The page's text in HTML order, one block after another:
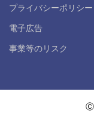
プライバシーポリシー
電子広告
事業等のリスク
Ⓒ